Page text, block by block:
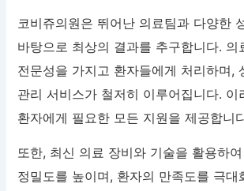
코비쥬의원은 뛰어난 의료팀과 다양한
바탕으로 최상의 결과를 추구합니다. 의
전문성을 가지고 환자들에게 처리하며,
관리 서비스가 철저히 이루어집니다. 이
환자에게 필요한 모든 지원을 제공합니
또한, 최신 의료 장비와 기술을 활용하
정밀도를 높이며, 환자의 만족도를 극대